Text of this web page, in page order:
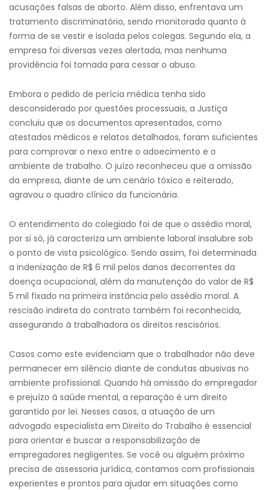
acusações falsas de aborto. Além disso, enfrentava um
tratamento discriminatório, sendo monitorada quanto à
forma de se vestir e isolada pelos colegas. Segundo ela, a
empresa foi diversas vezes alertada, mas nenhuma
providência foi tomada para cessar o abuso.
Embora o pedido de perícia médica tenha sido
desconsiderado por questões processuais, a Justiça
concluiu que os documentos apresentados, como
atestados médicos e relatos detalhados, foram suficientes
para comprovar o nexo entre o adoecimento e o
ambiente de trabalho. O juízo reconheceu que a omissão
da empresa, diante de um cenário tóxico e reiterado,
agravou o quadro clínico da funcionária.
O entendimento do colegiado foi de que o assédio moral,
por si só, já caracteriza um ambiente laboral insalubre sob
o ponto de vista psicológico. Sendo assim, foi determinada
a indenização de R$ 6 mil pelos danos decorrentes da
doença ocupacional, além da manutenção do valor de R$
5 mil fixado na primeira instância pelo assédio moral. A
rescisão indireta do contrato também foi reconhecida,
assegurando à trabalhadora os direitos rescisórios.
Casos como este evidenciam que o trabalhador não deve
permanecer em silêncio diante de condutas abusivas no
ambiente profissional. Quando há omissão do empregador
e prejuízo à saúde mental, a reparação é um direito
garantido por lei. Nesses casos, a atuação de um
advogado especialista em Direito do Trabalho é essencial
para orientar e buscar a responsabilização de
empregadores negligentes. Se você ou alguém próximo
precisa de assessoria jurídica, contamos com profissionais
experientes e prontos para ajudar em situações como